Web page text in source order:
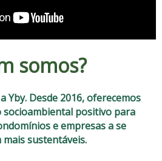
somos?
Yby. Desde 2016, oferecemos
socioambiental positivo para
e empresas a se
sustentáveis.